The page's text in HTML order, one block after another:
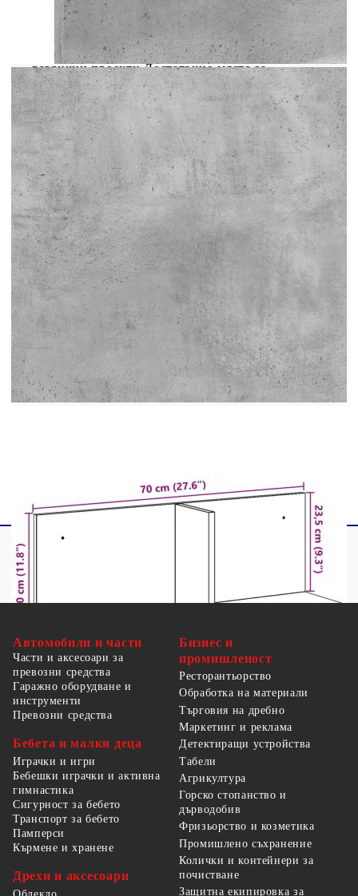
материал: Инженерната дървесина е издръжлив
и стабилен материал с гладка повърхност, която
е устойчива на влага, изкривяване и
разцепване, което я прави надежден избор за
различни проекти.Достатъчно място за
съхранение: Този стенен окачен шкаф предлага
удобно място за съхранение, за да държите
вашите различни ежедневни неща добре
организирани и леснодостъпни.Спестяващ
място дизайн: Тази окачена етажерка може да
бъде монтирана на стена, за да добавите
допълнително място за съхранение. По този
начин можете да увеличите максимално
пространството на пода и да поддържате
чистота.Лесен за поддръжка: Тази стенна
етажерка за декорации се почиства лесно с
влажна кърпа и изисква по-малко поддръжка.
Добре е да се знае:Винтовете и дюбелите за
стената не са включени. Съветваме ви да
намерите и използвате винтове и дюбели,
подходящи специално за вашите стени. Ако не
сте сигурни, можете да се консултирате с
професионалист. Моля, прочетете и следвайте
всяка стъпка от инструкциите.
Цвят: Бетонно сиво
Материал: Инженерно дърво
Автомобили и части
Части и аксесоари за
превозни средства
Гаражно оборудване и
инструменти
Превозни средства
Бебета и малки деца
Играчки и игри
Бебешки играчки и активна
гимнастика
Сигурност за бебето
Транспорт за бебето
Памперси
Кърмене и хранене
Дрехи и аксесоари
Бизнес и
промишленост
Ресторантьорство
Обработка на материали
Търговия на дребно
Маркетинг и реклама
Детектиращи устройства
Табели
Агрикултура
Горско стопанство и
дърводобив
Фризьорство и козметика
Промишлено съхранение
Колички и контейнери за
почистване
Защитна екипировка за